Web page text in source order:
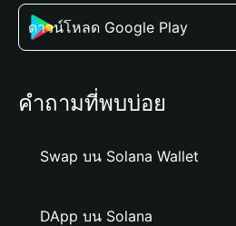
ดาวน์โหลด Google Play
คำถามที่พบบ่อย
Swap บน Solana Wallet
DApp บน Solana